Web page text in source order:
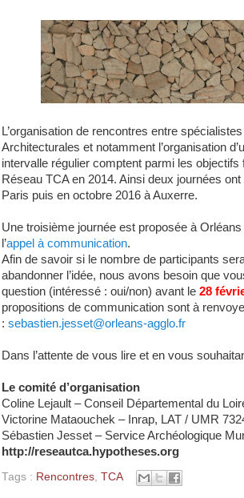
L’organisation de rencontres entre
Architecturales et notamment l’organisation
intervalle régulier comptent parmi les
Réseau TCA en 2014. Ainsi deux journées
Paris puis en octobre 2016 à Auxerre.
Une troisième journée est proposée à
l’appel à communication.
Afin de savoir si le nombre de participants
abandonner l’idée, nous avons besoin que
question (intéressé : oui/non) avant le 28
propositions de communication sont à
: sebastien.jesset@orleans-agglo.fr
Dans l’attente de vous lire et en vous
Le comité d’organisation
Coline Lejault – Conseil Départemental du
Victorine Mataouchek – Inrap, LAT / UMR
Sébastien Jesset – Service Archéologique
http://reseautca.hypotheses.org
Tags : Rencontres, TCA